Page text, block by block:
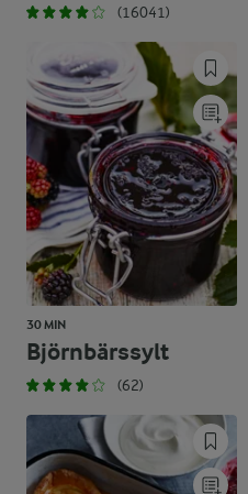
(16041)
30 MIN
Björnbärssylt
(62)